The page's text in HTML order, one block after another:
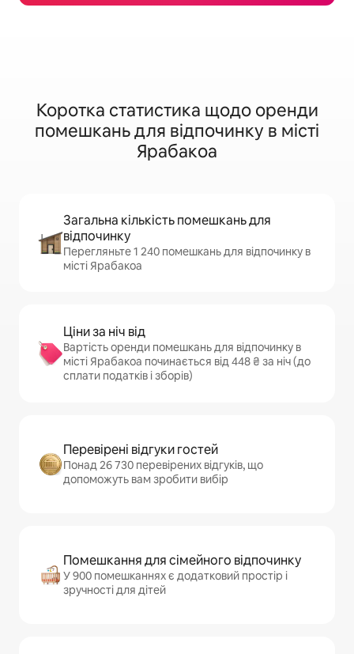
Коротка статистика щодо оренди
помешкань для відпочинку в місті
Ярабакоа
Загальна кількість помешкань для
відпочинку
Перегляньте 1 240 помешкань для відпочинку в
місті Ярабакоа
Ціни за ніч від
Вартість оренди помешкань для відпочинку в
місті Ярабакоа починається від 448 ₴ за ніч (до
сплати податків і зборів)
Перевірені відгуки гостей
Понад 26 730 перевірених відгуків, що
допоможуть вам зробити вибір
Помешкання для сімейного відпочинку
У 900 помешканнях є додатковий простір і
зручності для дітей